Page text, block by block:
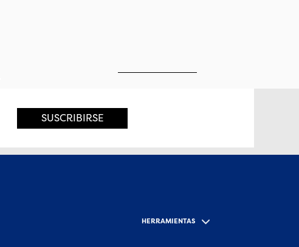
SUSCRIBIRSE
HERRAMIENTAS